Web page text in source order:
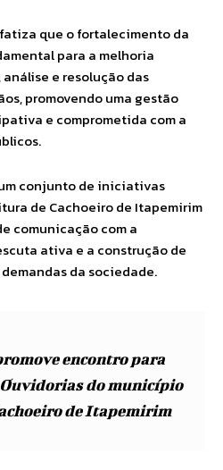
que o fortalecimento da
para a melhoria
e resolução das
promovendo uma gestão
e comprometida com a
conjunto de iniciativas
de Cachoeiro de Itapemirim
comunicação com a
ativa e a construção de
da sociedade.
encontro para
do município
de Itapemirim